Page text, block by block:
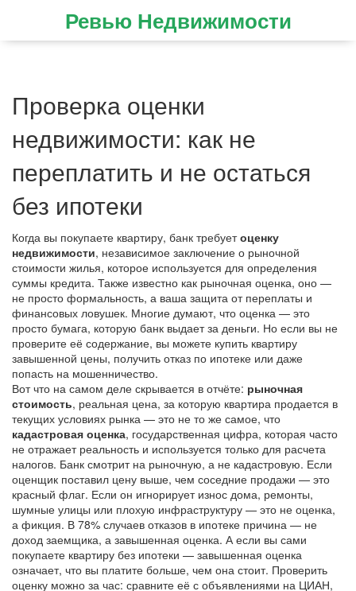
Ревью Недвижимости
Проверка оценки
недвижимости: как не
переплатить и не остаться
без ипотеки
Когда вы покупаете квартиру, банк требуетоценку
недвижимости, независимое заключение о рыночной
стоимости жилья, которое используется для определения
суммы кредита. Также известно как рыночная оценка, оно —
не просто формальность, а ваша защита от переплаты и
финансовых ловушек. Многие думают, что оценка — это
просто бумага, которую банк выдает за деньги. Но если вы не
проверите её содержание, вы можете купить квартиру
завышенной цены, получить отказ по ипотеке или даже
попасть на мошенничество.
Вот что на самом деле скрывается в отчёте: рыночная
стоимость, реальная цена, за которую квартира продается в
текущих условиях рынка — это не то же самое, что
кадастровая оценка, государственная цифра, которая часто
не отражает реальность и используется только для расчета
налогов. Банк смотрит на рыночную, а не кадастровую. Если
оценщик поставил цену выше, чем соседние продажи — это
красный флаг. Если он игнорирует износ дома, ремонты,
шумные улицы или плохую инфраструктуру — это не оценка,
а фикция. В 78% случаев отказов в ипотеке причина — не
доход заемщика, а завышенная оценка. А если вы сами
покупаете квартиру без ипотеки — завышенная оценка
означает, что вы платите больше, чем она стоит. Проверить
оценку можно за час: сравните её с объявлениями на ЦИАН,